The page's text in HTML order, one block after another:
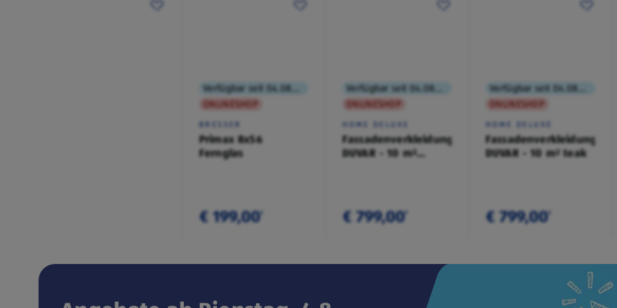
ONLINESHOP
BRESSER
Primax 8x56
Fernglas
€ 199,00¹
ONLINESHOP
HOME DELUXE
Fassadenverkleidung
DUVAR - 10 m²
€ 799,00¹
ONLINESHOP
HOME DELUXE
Fassadenverkleidung
DUVAR - 10 m² teak
€ 799,00¹